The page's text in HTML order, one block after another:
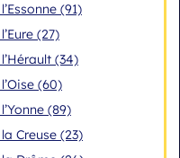
(91)
(27)
(34)
(60)
(89)
Creuse (23)